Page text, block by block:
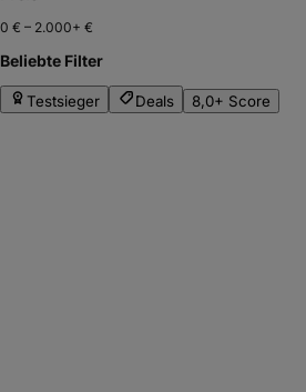
0 € – 2.000+ €
Beliebte Filter
Testsieger Deals 8,0+ Score